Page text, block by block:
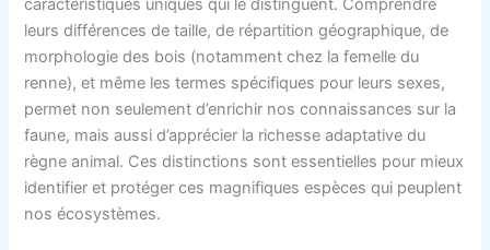
caractéristiques uniques qui le distinguent. Comprendre
leurs différences de taille, de répartition géographique, de
morphologie des bois (notamment chez la femelle du
renne), et même les termes spécifiques pour leurs sexes,
permet non seulement d’enrichir nos connaissances sur la
faune, mais aussi d’apprécier la richesse adaptative du
règne animal. Ces distinctions sont essentielles pour mieux
identifier et protéger ces magnifiques espèces qui peuplent
nos écosystèmes.